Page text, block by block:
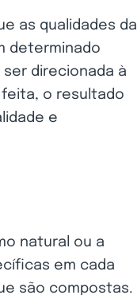
as qualidades da
determinado
direcionada à
o resultado
e
natural ou a
em cada
são compostas.